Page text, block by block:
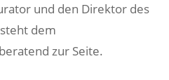
und den Direktor des
dem
zur Seite.